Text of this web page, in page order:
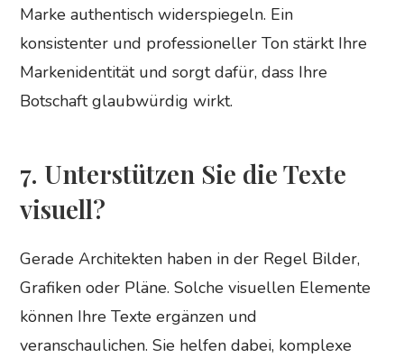
Marke authentisch widerspiegeln. Ein
konsistenter und professioneller Ton stärkt Ihre
Markenidentität und sorgt dafür, dass Ihre
Botschaft glaubwürdig wirkt.
7. Unterstützen Sie die Texte
visuell?
Gerade Architekten haben in der Regel Bilder,
Grafiken oder Pläne. Solche visuellen Elemente
können Ihre Texte ergänzen und
veranschaulichen. Sie helfen dabei, komplexe